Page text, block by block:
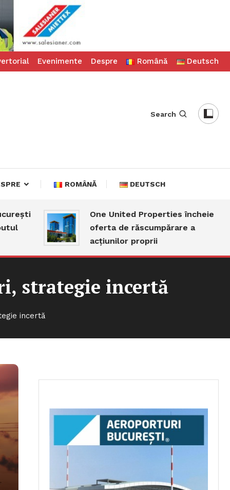
Evenimente Despre Română Deutsch
Search
ROMÂNĂ DEUTSCH
One United Properties încheie
oferta de răscumpărare a
acțiunilor proprii
strategie incertă
incertă